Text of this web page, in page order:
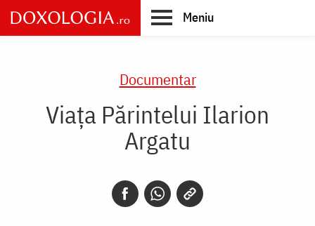
Skip
to
main
Meniu
Documentar
Viața Părintelui Ilarion
Argatu